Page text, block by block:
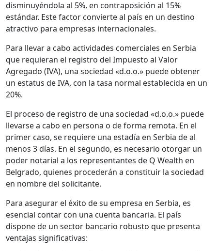
disminuyéndola al 5%, en contraposición al 15%
estándar. Este factor convierte al país en un destino
atractivo para empresas internacionales.
Para llevar a cabo actividades comerciales en Serbia
que requieran el registro del Impuesto al Valor
Agregado (IVA), una sociedad «d.o.o.» puede obtener
un estatus de IVA, con la tasa normal establecida en un
20%.
El proceso de registro de una sociedad «d.o.o.» puede
llevarse a cabo en persona o de forma remota. En el
primer caso, se requiere una estadía en Serbia de al
menos 3 días. En el segundo, es necesario otorgar un
poder notarial a los representantes de Q Wealth en
Belgrado, quienes procederán a constituir la sociedad
en nombre del solicitante.
Para asegurar el éxito de su empresa en Serbia, es
esencial contar con una cuenta bancaria. El país
dispone de un sector bancario robusto que presenta
ventajas significativas: